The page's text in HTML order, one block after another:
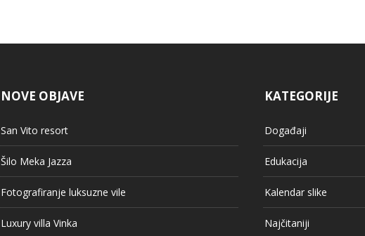
NOVE OBJAVE
San Vito resort
Šilo Meka Jazza
Fotografiranje luksuzne vile
Luxury villa Vinka
KATEGORIJE
Događaji
Edukacija
Kalendar slike
Najčitaniji